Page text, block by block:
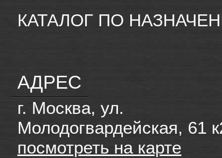
КАТАЛОГ ПО
АДРЕС
г. Москва, ул.
Молодогвардейская, 61
посмотреть на карте